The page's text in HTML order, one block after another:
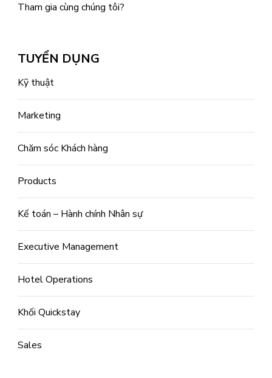
Tham gia cùng chúng tôi?
TUYỂN DỤNG
Kỹ thuật
Marketing
Chăm sóc Khách hàng
Products
Kế toán – Hành chính Nhân sự
Executive Management
Hotel Operations
Khối Quickstay
Sales